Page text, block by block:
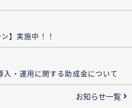
】実施中！！
入・運用に関する助成金について
お知らせ一覧